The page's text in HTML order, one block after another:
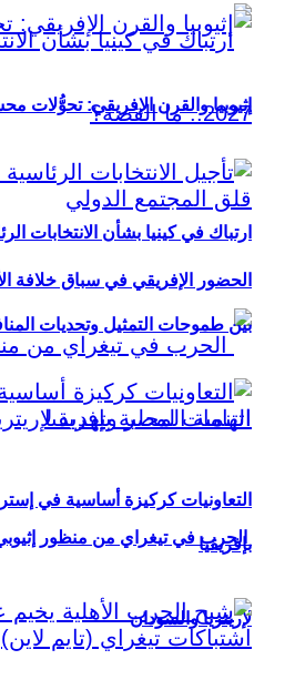
ارتباك في كينيا بشأن الانتخابات الرئاسية 2027..
الحرب في تيغراي من منظور
لإريتريا والسودان
إثيوبيا والقرن الإفريقي: تحوُّلات
الحضور الإفريقي في سباق خلافة
بين طموحات التمثيل وتحديات
التعاونيات كركيزة أساسية في
بإفريقيا